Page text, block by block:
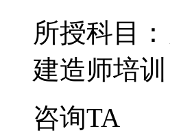
所授科目：
建造师培训
咨询TA